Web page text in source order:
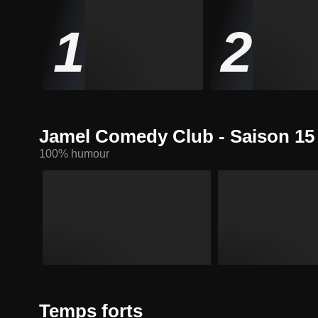
1 2
Jamel Comedy Club - Saison 15
100% humour
Temps forts